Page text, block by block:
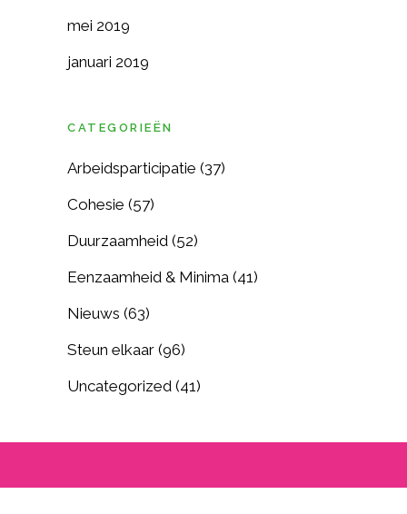
mei 2019
januari 2019
CATEGORIEËN
Arbeidsparticipatie (37)
Cohesie (57)
Duurzaamheid (52)
Eenzaamheid & Minima (41)
Nieuws (63)
Steun elkaar (96)
Uncategorized (41)